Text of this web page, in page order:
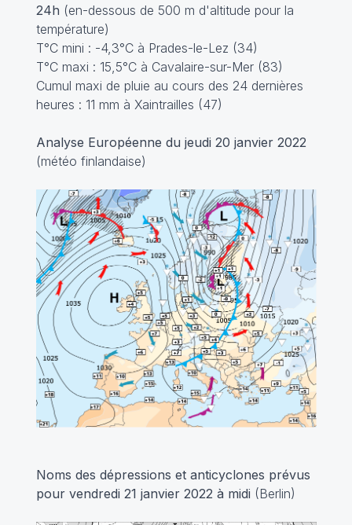
24h (en-dessous de 500 m d'altitude pour la
température)
T°C mini : -4,3°C à Prades-le-Lez (34)
T°C maxi : 15,5°C à Cavalaire-sur-Mer (83)
Cumul maxi de pluie au cours des 24 dernières
heures : 11 mm à Xaintrailles (47)
Analyse Européenne du jeudi 20 janvier 2022
(météo finlandaise)
Noms des dépressions et anticyclones prévus
pour vendredi 21 janvier 2022 à midi (Berlin)